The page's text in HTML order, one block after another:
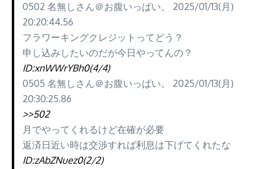
0502 名無しさん＠お腹いっぱい。 2025/01/13(月)
20:20:44.56
フラワーキングクレジットってどう？
申し込みしたいのだが今日やってんの？
ID:xnWWrYBh0(4/4)
0505 名無しさん＠お腹いっぱい。 2025/01/13(月)
20:30:25.86
>>502
月でやってくれるけど在確が必要
返済日近い時は交渉すれば利息は下げてくれたな
ID:zAbZNuez0(2/2)